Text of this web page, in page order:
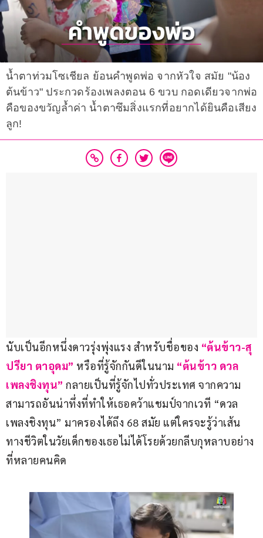
น้ำตาท่วมโซเชียล ย้อนคำพูดพ่อ จากหัวใจ สมัย "น้อง
ต้นข้าว" ประกวดร้องเพลงตอน 6 ขวบ กอดเดียวจากพ่อ
คือของขวัญล้ำค่า น้ำตาซึมสิ่งแรกที่อยากได้ยินคือเสียง
ลูก!
นับเป็นอีกหนึ่งดาวรุ่งพุ่งแรง สำหรับชื่อของ “ต้นข้าว-สุ
ปรียา ตาอุดม” หรือที่รู้จักกันดีในนาม “ต้นข้าว ดวล
เพลงชิงทุน” กลายเป็นที่รู้จักไปทั่วประเทศ จากความ
สามารถอันน่าทึ่งที่ทำให้เธอคว้าแชมป์จากเวที “ดวล
เพลงชิงทุน” มาครองได้ถึง 68 สมัย แต่ใครจะรู้ว่าเส้น
ทางชีวิตในวัยเด็กของเธอไม่ได้โรยด้วยกลีบกุหลาบอย่าง
ที่หลายคนคิด